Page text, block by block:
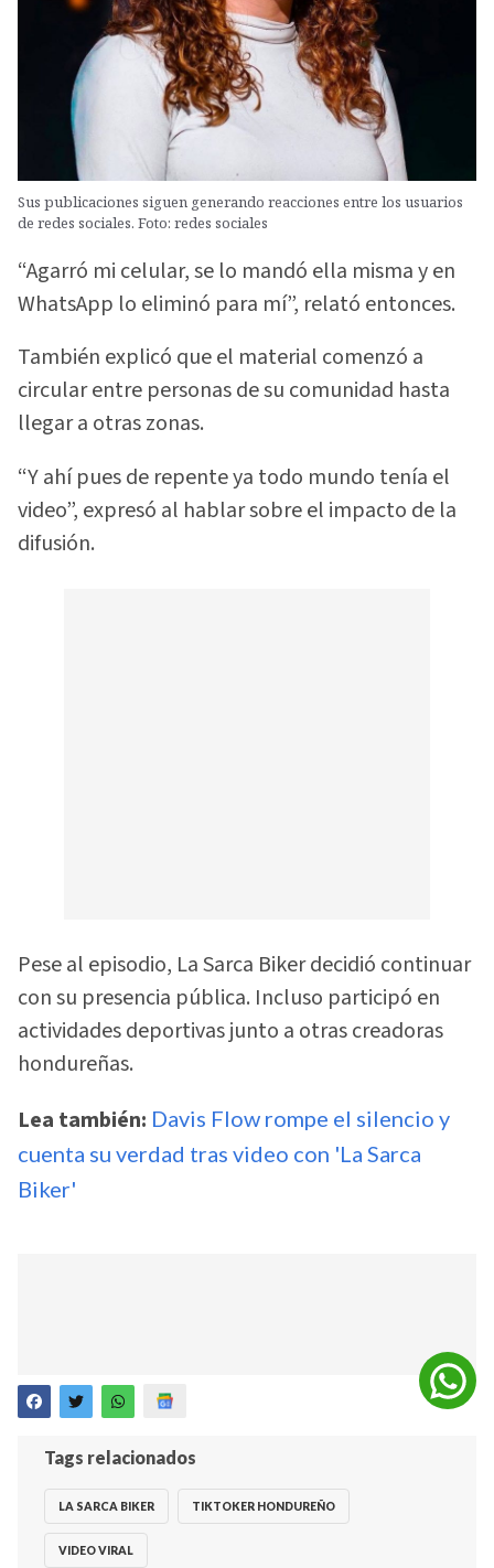
Sus publicaciones siguen generando reacciones entre los usuarios
de redes sociales. Foto: redes sociales
“Agarró mi celular, se lo mandó ella misma y en
WhatsApp lo eliminó para mí”, relató entonces.
También explicó que el material comenzó a
circular entre personas de su comunidad hasta
llegar a otras zonas.
“Y ahí pues de repente ya todo mundo tenía el
video”, expresó al hablar sobre el impacto de la
difusión.
Pese al episodio, La Sarca Biker decidió continuar
con su presencia pública. Incluso participó en
actividades deportivas junto a otras creadoras
hondureñas.
Lea también: Davis Flow rompe el silencio y
cuenta su verdad tras video con 'La Sarca
Biker'
Tags relacionados
LA SARCA BIKER TIKTOKER HONDUREÑO
VIDEO VIRAL